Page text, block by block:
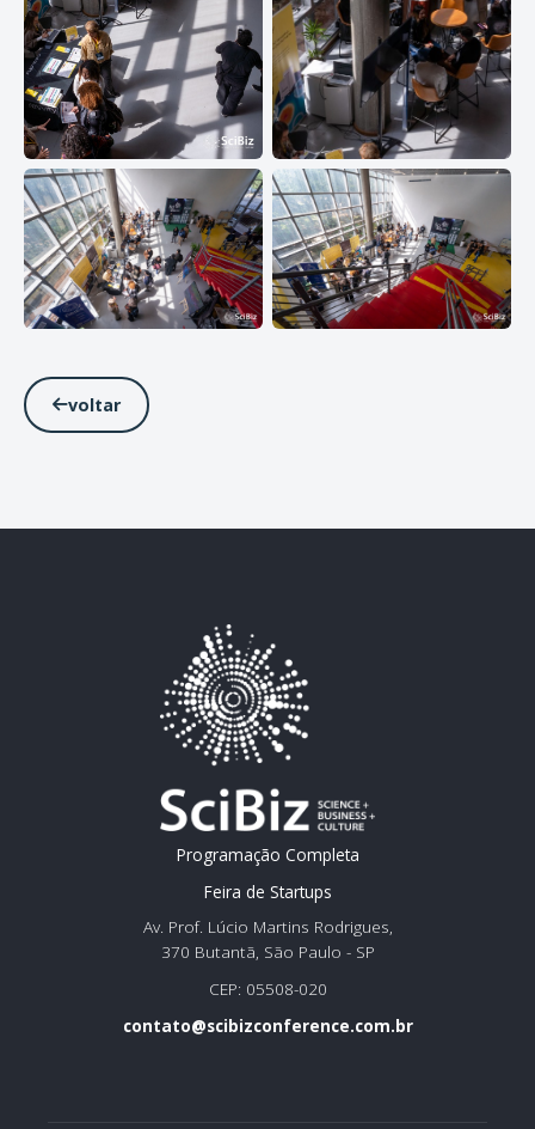
voltar
Programação Completa
Feira de Startups
Av. Prof. Lúcio Martins Rodrigues,
370 Butantã, São Paulo - SP
CEP: 05508-020
contato@scibizconference.com.br